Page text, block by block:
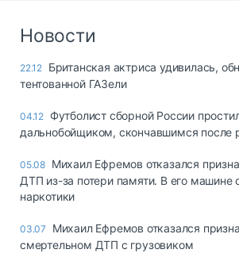
опасные грузы
страхование
Склады и
грузовые
транспорт
Новости
22.12 Британская актриса удивилась,
тентованной ГАЗели
04.12 Футболист сборной России
дальнобойщиком, скончавшимся после
05.08 Михаил Ефремов отказался
ДТП из-за потери памяти. В его машине
наркотики
03.07
Михаил Ефремов отказался
смертельном ДТП с грузовиком